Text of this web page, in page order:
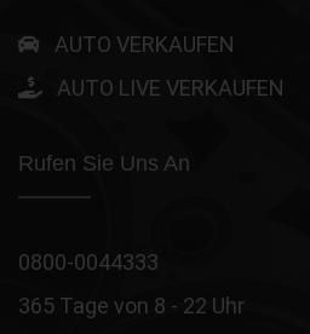
AUTO VERKAUFEN
AUTO LIVE VERKAUFEN
Rufen Sie Uns An
0800-0044333
365 Tage von 8 - 22 Uhr